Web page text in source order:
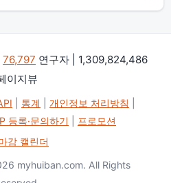
76,797 연구자 | 1,309,824,486
이지뷰
통계 개인정보 처리방침
등록·문의하기
프로모션
감 캘린더
myhuiban.com. All Rights